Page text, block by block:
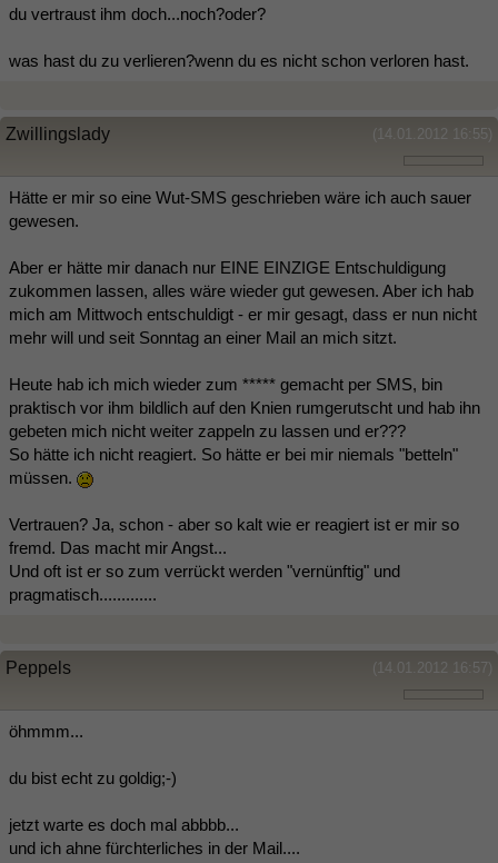
du vertraust ihm doch...noch?oder?
was hast du zu verlieren?wenn du es nicht schon verloren hast.
(14.01.2012 16:55)
Zwillingslady
Hätte er mir so eine Wut-SMS geschrieben wäre ich auch sauer
gewesen.
Aber er hätte mir danach nur EINE EINZIGE Entschuldigung
zukommen lassen, alles wäre wieder gut gewesen. Aber ich hab
mich am Mittwoch entschuldigt - er mir gesagt, dass er nun nicht
mehr will und seit Sonntag an einer Mail an mich sitzt.
Heute hab ich mich wieder zum ***** gemacht per SMS, bin
praktisch vor ihm bildlich auf den Knien rumgerutscht und hab ihn
gebeten mich nicht weiter zappeln zu lassen und er???
So hätte ich nicht reagiert. So hätte er bei mir niemals "betteln"
müssen.
Vertrauen? Ja, schon - aber so kalt wie er reagiert ist er mir so
fremd. Das macht mir Angst...
Und oft ist er so zum verrückt werden "vernünftig" und
pragmatisch.............
(14.01.2012 16:57)
Peppels
öhmmm...
du bist echt zu goldig;-)
jetzt warte es doch mal abbbb...
und ich ahne fürchterliches in der Mail....